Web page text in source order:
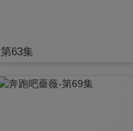
第63集